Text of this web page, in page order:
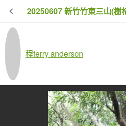
程terry anderson